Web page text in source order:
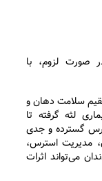
صورت لزوم، با
سلامت دهان و
لثه گرفته تا
گسترده و جدی
مدیریت استرس،
می‌تواند اثرات